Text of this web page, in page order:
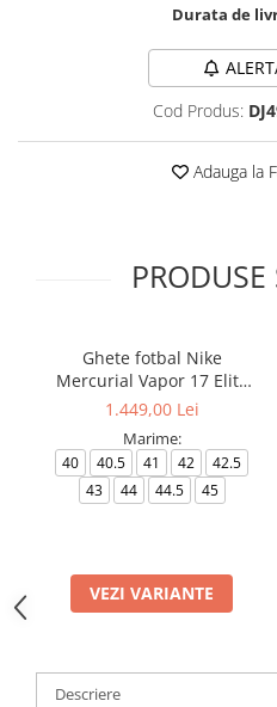
Durata de
Cod Produs:
Adauga la
Ghete fotbal Nike
Mercurial Vapor 17 Elite
FG T Se
1.449,00 Lei
Marime:
40 40.5 41 42
42.5
43
44 44.5 45
VEZI VARIANTE
Descriere